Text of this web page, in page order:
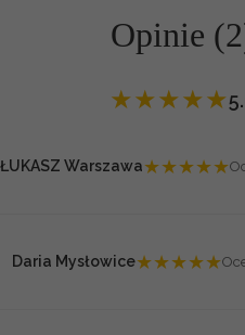
Opinie
★★★★★
ŁUKASZ Warszawa★★★★★
Daria Mysłowice★★★★★